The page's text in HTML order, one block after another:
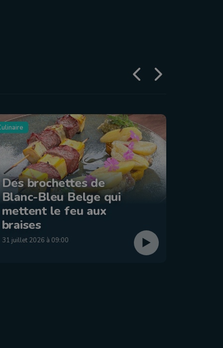
Des brochettes de
Blanc-Bleu Belge qui
mettent le feu aux
braises
31 juillet 2026 à 09:00